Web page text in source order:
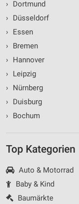
›
Dortmund
›
Düsseldorf
›
Essen
›
Bremen
›
Hannover
›
Leipzig
›
Nürnberg
›
Duisburg
›
Bochum
Top Kategorien
Auto & Motorrad
Baby & Kind
Baumärkte